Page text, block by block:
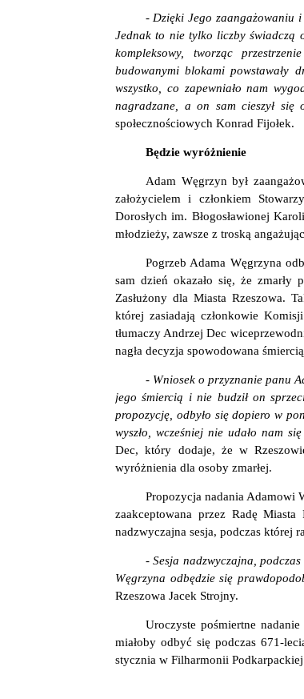
- Dzięki Jego zaangażowaniu
Jednak to nie tylko liczby świadczą
kompleksowy, tworząc
budowanymi blokami powstawały
wszystko, co zapewniało nam
nagradzane, a on sam cieszył się
społecznościowych Konrad Fijołek.
Będzie wyróżnienie
Adam Węgrzyn był
założycielem i członkiem
Dorosłych im. Błogosławionej
młodzieży, zawsze z troską
Pogrzeb Adama Węgrzyna
sam dzień okazało się, że zmarły
Zasłużony dla Miasta Rzeszowa.
której zasiadają członkowie
tłumaczy Andrzej Dec
nagła decyzja spowodowana
- Wniosek o przyznanie panu
jego śmiercią i nie budził on
propozycję, odbyło się dopiero w
wyszło, wcześniej nie udało nam
Dec, który dodaje, że w
wyróżnienia dla osoby zmarłej.
Propozycja nadania Adamowi
zaakceptowana przez Radę
nadzwyczajna sesja, podczas której
- Sesja nadzwyczajna,
Węgrzyna odbędzie się
Rzeszowa Jacek Strojny.
Uroczyste pośmiertne
miałoby odbyć się podczas 671-
stycznia w Filharmonii